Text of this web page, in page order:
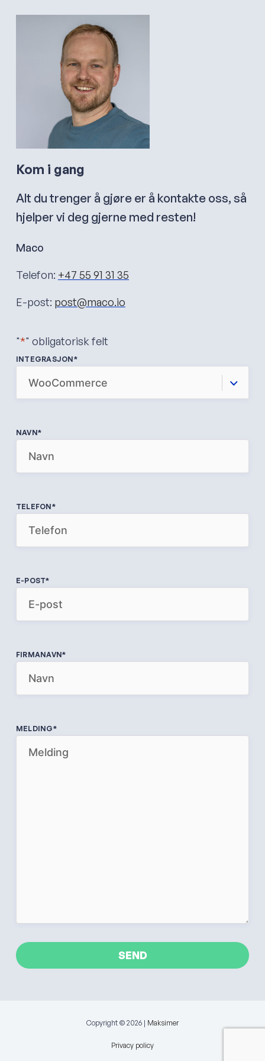
Kom i gang
Alt du trenger å gjøre er å kontakte oss, så
hjelper vi deg gjerne med resten!
Maco
Telefon: +47 55 91 31 35
E-post: post@maco.io
"*" obligatorisk felt
INTEGRASJON*
NAVN*
TELEFON*
E-POST*
FIRMANAVN*
MELDING*
Copyright © 2026 | Maksimer
Privacy policy